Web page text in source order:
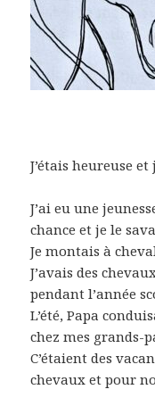
J’étais heureuse et
J’ai eu une
chance et je le
Je montais à
J’avais des
pendant l’année
L’été, Papa
chez mes grands-
C’étaient des
chevaux et pour